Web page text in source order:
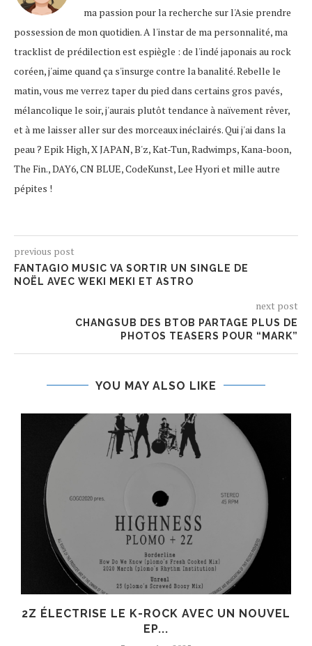
ma passion pour la recherche sur l'Asie prendre
possession de mon quotidien. A l'instar de ma personnalité, ma
tracklist de prédilection est espiègle : de l'indé japonais au rock
coréen, j'aime quand ça s'insurge contre la banalité. Rebelle le
matin, vous me verrez taper du pied dans certains gros pavés,
mélancolique le soir, j'aurais plutôt tendance à naïvement rêver,
et à me laisser aller sur des morceaux inéclairés. Qui j'ai dans la
peau ? Epik High, X JAPAN, B'z, Kat-Tun, Radwimps, Kana-boon,
The Fin., DAY6, CN BLUE, CodeKunst, Lee Hyori et mille autre
pépites !
previous post
FANTAGIO MUSIC VA SORTIR UN SINGLE DE
NOËL AVEC WEKI MEKI ET ASTRO
next post
CHANGSUB DES BTOB PARTAGE PLUS DE
PHOTOS TEASERS POUR “MARK”
YOU MAY ALSO LIKE
2Z ÉLECTRISE LE K-ROCK AVEC UN NOUVEL
EP...